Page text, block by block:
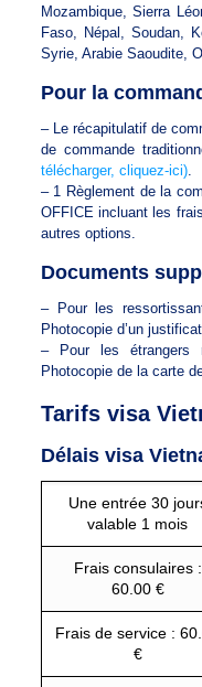
Mozambique, Sierra
Faso, Népal, Soudan,
Syrie, Arabie Saoudite,
Pour la
– Le récapitulatif de
de commande
télécharger, cliquez-ici).
– 1 Règlement de la
OFFICE incluant les
autres options.
Documents
– Pour les
Photocopie d’un
– Pour les étrangers
Photocopie de la carte
Tarifs visa
Délais visa
Une entrée 30
valable 1 mois
Frais consulaires :
60.00 €
Frais de service :
€